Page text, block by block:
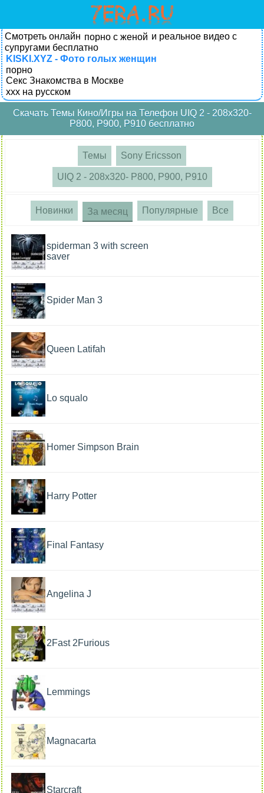
Смотреть онлайн порно с женой и реальное видео с
супругами бесплатно
KISKI.XYZ - Фото голых женщин
порно
Секс Знакомства в Москве
xxx на русском
Скачать Темы Кино/Игры на Телефон UIQ 2 - 208x320-
P800, P900, P910 бесплатно
Темы Sony Ericsson
UIQ 2 - 208x320- P800, P900, P910
Новинки За месяц Популярные Все
spiderman 3 with screen
saver
Spider Man 3
Queen Latifah
Lo squalo
Homer Simpson Brain
Harry Potter
Final Fantasy
Angelina J
2Fast 2Furious
Lemmings
Мagnacarta
Starcraft